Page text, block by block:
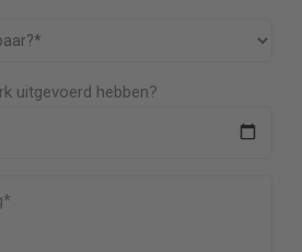
uitgevoerd hebben?